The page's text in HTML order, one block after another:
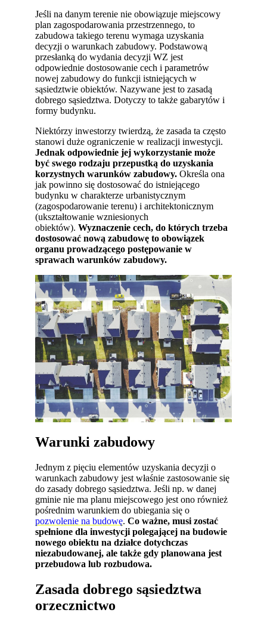
Jeśli na danym terenie nie obowiązuje miejscowy
plan zagospodarowania przestrzennego, to
zabudowa takiego terenu wymaga uzyskania
decyzji o warunkach zabudowy. Podstawową
przesłanką do wydania decyzji WZ jest
odpowiednie dostosowanie cech i parametrów
nowej zabudowy do funkcji istniejących w
sąsiedztwie obiektów. Nazywane jest to zasadą
dobrego sąsiedztwa. Dotyczy to także gabarytów i
formy budynku.
Niektórzy inwestorzy twierdzą, że zasada ta często
stanowi duże ograniczenie w realizacji inwestycji.
Jednak odpowiednie jej wykorzystanie może
być swego rodzaju przepustką do uzyskania
korzystnych warunków zabudowy. Określa ona
jak powinno się dostosować do istniejącego
budynku w charakterze urbanistycznym
(zagospodarowanie terenu) i architektonicznym
(ukształtowanie wzniesionych
obiektów).Wyznaczenie cech, do których trzeba
dostosować nową zabudowę to obowiązek
organu prowadzącego postępowanie w
sprawach warunków zabudowy.
Warunki zabudowy
Jednym z pięciu elementów uzyskania decyzji o
warunkach zabudowy jest właśnie zastosowanie się
do zasady dobrego sąsiedztwa. Jeśli np. w danej
gminie nie ma planu miejscowego jest ono również
pośrednim warunkiem do ubiegania się o
pozwolenie na budowę.Co ważne, musi zostać
spełnione dla inwestycji polegającej na budowie
nowego obiektu na działce dotychczas
niezabudowanej, ale także gdy planowana jest
przebudowa lub rozbudowa.
Zasada dobrego sąsiedztwa
orzecznictwo